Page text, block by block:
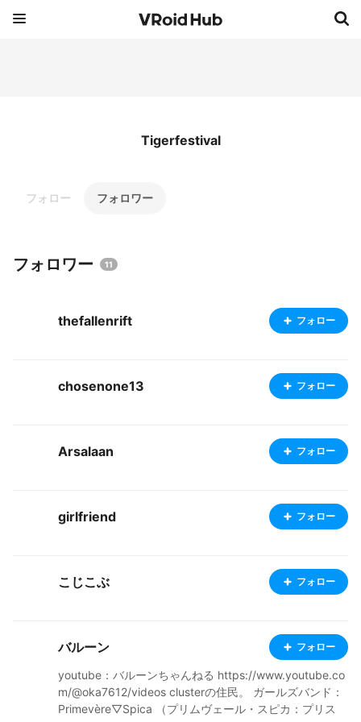
Tigerfestival
フォロー フォロワー
フォロワー 11
thefallenrift フォロー
chosenone13 フォロー
Arsalaan フォロー
girlfriend フォロー
こじこぶ フォロー
バルーン フォロー
youtube：バルーンちゃんねる https://www.youtube.co
m/@oka7612/videos clusterの住民。 ガールズバンド：
Primevère▽Spica （プリムヴェール・スピカ：プリス